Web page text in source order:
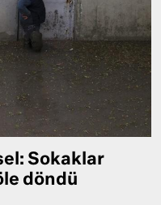
Sokaklar
döndü